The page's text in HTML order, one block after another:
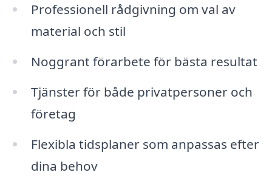
Professionell rådgivning om val av
material och stil
Noggrant förarbete för bästa resultat
Tjänster för både privatpersoner och
företag
Flexibla tidsplaner som anpassas efter
dina behov